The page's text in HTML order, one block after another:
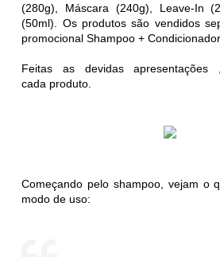
(280g), Máscara (240g), Leave-In
(50ml). Os produtos são vendidos
promocional Shampoo +
Feitas as devidas
cada produto.
Começando pelo shampoo, vejam o
modo de uso: